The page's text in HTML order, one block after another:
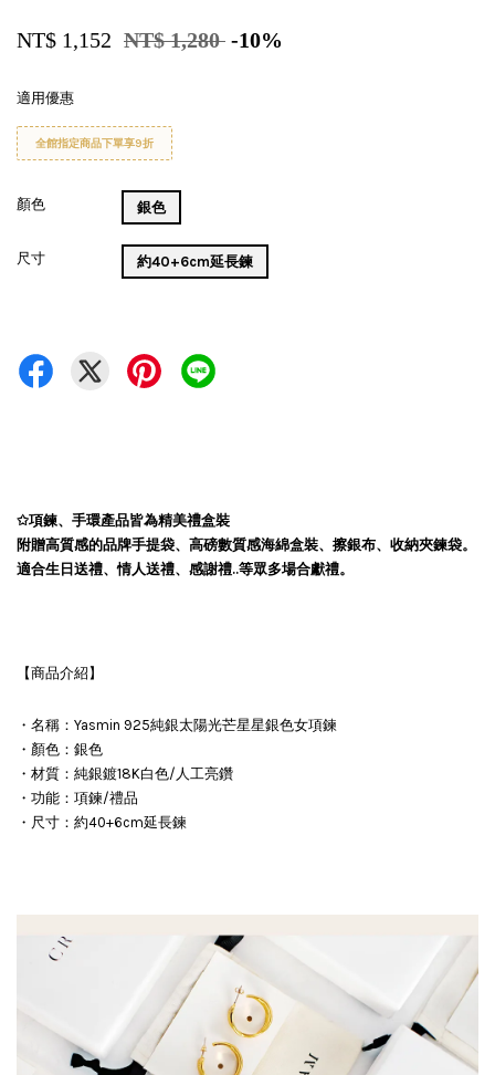
NT$ 1,152 NT$ 1,280 -10%
適用優惠
全館指定商品下單享9折
顏色 銀色
尺寸 約40+6cm延長鍊
✩項鍊、手環產品皆為精美禮盒裝
附贈高質感的品牌手提袋、高磅數質感海綿盒裝、擦銀布、收納夾鍊袋。
適合生日送禮、情人送禮、感謝禮..等眾多場合獻禮。
【商品介紹】
・名稱：Yasmin 925純銀太陽光芒星星銀色女項鍊
・顏色：銀色
・材質：純銀鍍18K白色/人工亮鑽
・功能：項鍊/禮品
・尺寸：約40+6cm延長鍊